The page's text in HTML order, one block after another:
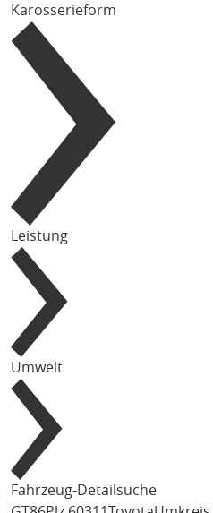
Karosserieform
Leistung
Umwelt
Fahrzeug-Detailsuche